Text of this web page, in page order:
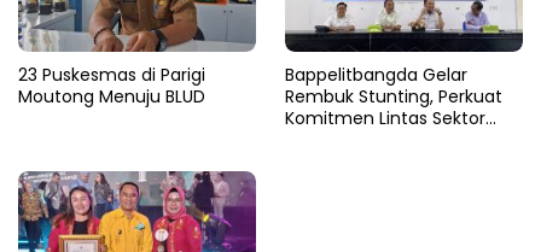
23 Puskesmas di Parigi
Moutong Menuju BLUD
Bappelitbangda Gelar
Rembuk Stunting, Perkuat
Komitmen Lintas Sektor